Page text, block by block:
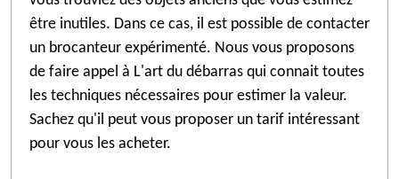
être inutiles. Dans ce cas, il est possible de contacter
un brocanteur expérimenté. Nous vous proposons
de faire appel à L'art du débarras qui connait toutes
les techniques nécessaires pour estimer la valeur.
Sachez qu'il peut vous proposer un tarif intéressant
pour vous les acheter.